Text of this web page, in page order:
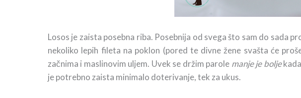
Losos je zaista posebna riba. Posebnija od svega što sam do sada
nekoliko lepih fileta na poklon (pored te divne žene svašta će
začnima i maslinovim uljem. Uvek se držim parole manje je bolje
je potrebno zaista minimalo doterivanje, tek za ukus.